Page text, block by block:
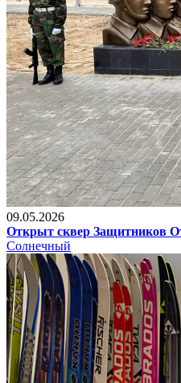
09.05.2026
Открыт сквер Защитников
Солнечный